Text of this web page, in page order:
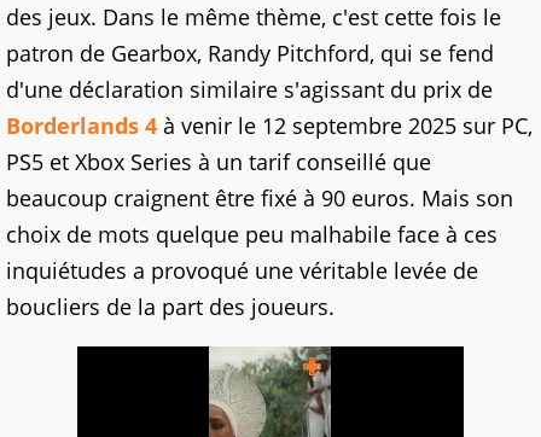
des jeux. Dans le même thème, c'est cette fois le
patron de Gearbox, Randy Pitchford, qui se fend
d'une déclaration similaire s'agissant du prix de
Borderlands 4 à venir le 12 septembre 2025 sur PC,
PS5 et Xbox Series à un tarif conseillé que
beaucoup craignent être fixé à 90 euros. Mais son
choix de mots quelque peu malhabile face à ces
inquiétudes a provoqué une véritable levée de
boucliers de la part des joueurs.